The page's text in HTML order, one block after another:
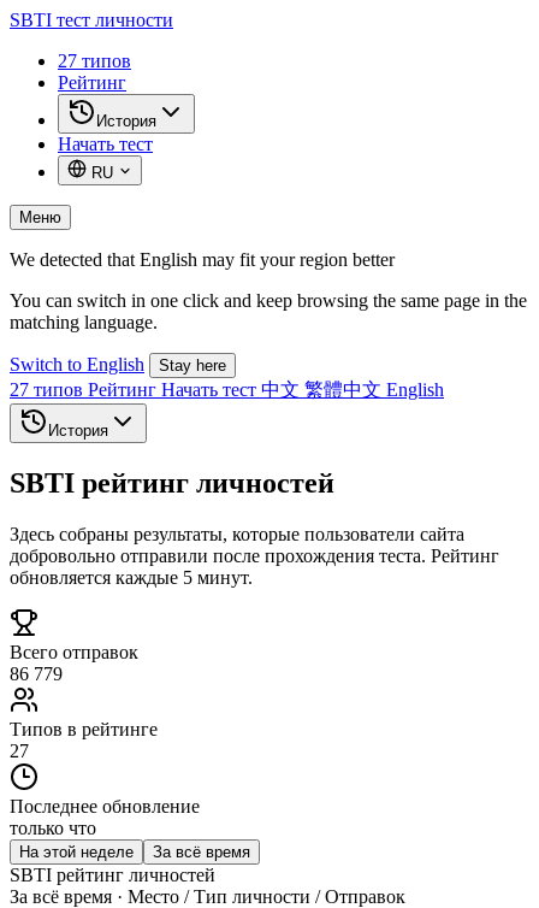
SBTI тест личности
27 типов
Рейтинг
История
Начать тест
RU
Меню
We detected that English may fit your region better
You can switch in one click and keep browsing the same page in the
matching language.
Switch to English Stay here
27 типов Рейтинг Начать тест 中文 繁體中文 English
История
SBTI рейтинг личностей
Здесь собраны результаты, которые пользователи сайта
добровольно отправили после прохождения теста. Рейтинг
обновляется каждые 5 минут.
Всего отправок
86 779
Типов в рейтинге
27
Последнее обновление
только что
На этой неделе За всё время
SBTI рейтинг личностей
За всё время · Место / Тип личности / Отправок